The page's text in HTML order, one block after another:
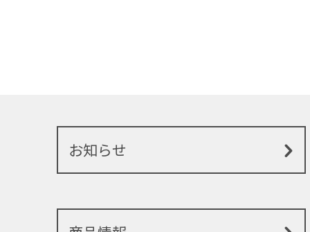
お知らせ